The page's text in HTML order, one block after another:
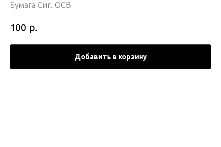
Бумага Сиг. OCB
100 р.
Добавить в корзину